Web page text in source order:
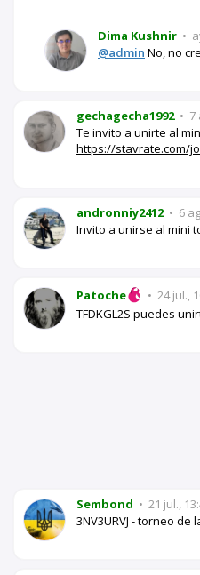
Dima Kushnir •
@admin No, no
gechagecha1992 • 7
Te invito a unirte al
https://stavrate.com/
andronniy2412 • 6
Invito a unirse al mini
Patoche • 24 jul.,
TFDKGL2S puedes
Sembond • 21 jul.,
3NV3URVJ - torneo